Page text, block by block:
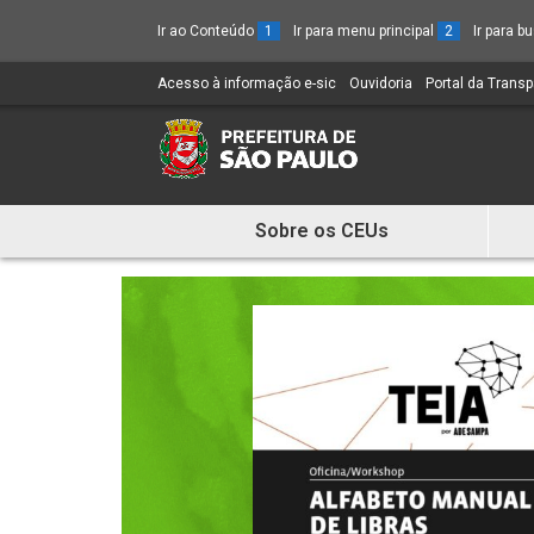
Ir ao Conteúdo 1 Ir para menu principal 2 Ir para
Acesso à informação e-sic (Link
um
novo
Ouvidoria (Link
Portal da
e
Sobre os CEUs